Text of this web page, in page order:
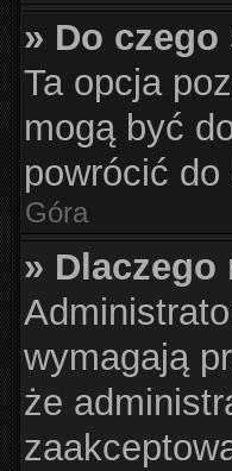
» Do
Ta opcja
mogą być
powrócić
Góra
»
wymagają
że